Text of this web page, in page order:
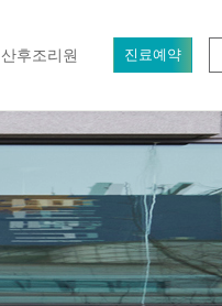
산후조리원 진료예약